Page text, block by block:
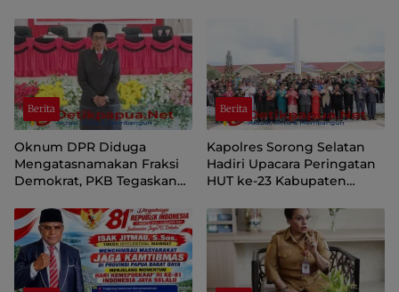
Berita
Oknum DPR Diduga
Mengatasnamakan Fraksi
Demokrat, PKB Tegaskan
Papua Pegunungan
Berita
Kapolres Sorong Selatan
Hadiri Upacara Peringatan
HUT ke-23 Kabupaten